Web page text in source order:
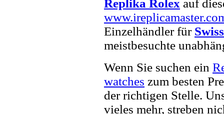
Replika Rolex auf
Einzelhändler für
meistbesuchte
Wenn Sie suchen ein
watches zum besten
der richtigen Stelle.
vieles mehr, streben